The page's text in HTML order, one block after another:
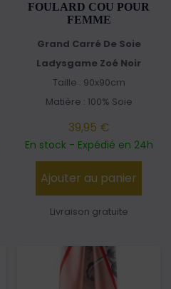
FOULARD COU POUR
FEMME
Grand Carré De Soie
Ladysgame Zoé Noir
Taille : 90x90cm
Matière : 100% Soie
39,95 €
En stock - Expédié en 24h
Ajouter au panier
Livraison gratuite